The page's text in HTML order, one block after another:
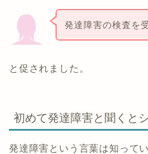
発達障害の検査を
と促されました。
初めて発達障害と聞くと
発達障害という言葉は知って